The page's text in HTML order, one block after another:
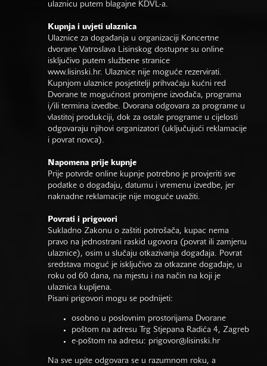
ulaznicu putem blagajne KDVL-a.
Kupnja i uvjeti ulaznica
Ulaznice za događanja u organizaciji Koncertne
dvorane Vatroslava Lisinskog dostupne su online
isključivo putem službene stranice
www.lisinski.hr. Ulaznice nije moguće rezervirati.
Kupnjom ulaznice posjetitelji prihvaćaju kućni red
Dvorane te mogućnost promjene izvođača, programa
i/ili termina izvedbe. Dvorana odgovara za programe u
vlastitoj produkciji, dok za ostale programe u cijelosti
odgovaraju njihovi organizatori (uključujući reklamacije
i povrat novca).
Napomena prije kupnje
Prije potvrde online kupnje potrebno je provjeriti sve
podatke o događaju, datumu i vremenu izvedbe, jer
naknadne reklamacije nije moguće uvažiti.
Povrati i prigovori
Sukladno Zakonu o zaštiti potrošača, kupac nema
pravo na jednostrani raskid ugovora (povrat ili zamjenu
ulaznice), osim u slučaju otkazivanja događaja. Povrat
sredstava moguć je isključivo za otkazane događaje, u
roku od 60 dana, na mjestu i na način na koji je
ulaznica kupljena.
Pisani prigovori mogu se podnijeti:
osobno u poslovnim prostorijama Dvorane
poštom na adresu Trg Stjepana Radića 4, Zagreb
e-poštom na adresu: prigovor@lisinski.hr
Na sve upite odgovara se u razumnom roku, a